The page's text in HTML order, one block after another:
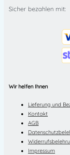
Sicher bezahlen mit:
Wir helfen Ihnen
Lieferung und
Kontakt
AGB
Impressum